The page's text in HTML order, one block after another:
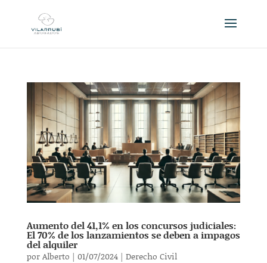
Aumento del 41,1% en los concursos judiciales:
El 70% de los lanzamientos se deben a impagos
del alquiler
porAlberto | 01/07/2024| Derecho Civil